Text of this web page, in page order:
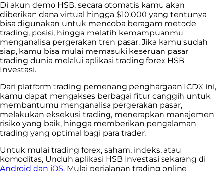
Di akun demo HSB, secara otomatis kamu akan
diberikan dana virtual hingga $10,000 yang tentunya
bisa digunakan untuk mencoba beragam metode
trading, posisi, hingga melatih kemampuanmu
menganalisa pergerakan tren pasar. Jika kamu sudah
siap, kamu bisa mulai memasuki keseruan pasar
trading dunia melalui aplikasi trading forex HSB
Investasi.
Dari platform trading pemenang penghargaan ICDX ini,
kamu dapat mengakses berbagai fitur canggih untuk
membantumu menganalisa pergerakan pasar,
melakukan eksekusi trading, menerapkan manajemen
risiko yang baik, hingga memberikan pengalaman
trading yang optimal bagi para trader.
Untuk mulai trading forex, saham, indeks, atau
komoditas, Unduh aplikasi HSB Investasi sekarang di
Android dan iOS. Mulai perjalanan trading online